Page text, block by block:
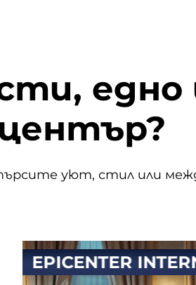
едно
уют, стил или
EPICENTER